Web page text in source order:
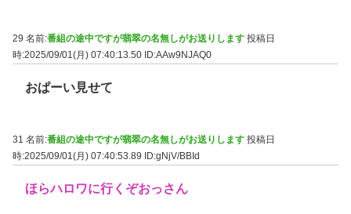
29 名前:番組の途中ですが翡翠の名無しがお送りします 投稿日
時:2025/09/01(月) 07:40:13.50 ID:AAw9NJAQ0
おぱーい見せて
31 名前:番組の途中ですが翡翠の名無しがお送りします 投稿日
時:2025/09/01(月) 07:40:53.89
ID:gNjV/BBId
ほらハロワに行くぞおっさん